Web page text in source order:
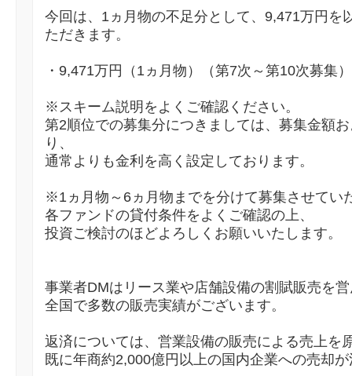
今回は、1ヵ月物の不足分として、9,471万円を
ただきます。
・9,471万円（1ヵ月物）（第7次～第10次募集
※スキーム説明をよくご確認ください。
第2順位での募集分につきましては、募集金額
り、
通常よりも金利を高く設定しております。
※1ヵ月物～6ヵ月物までを分けて募集させてい
各ファンドの貸付条件をよくご確認の上、
投資ご検討のほどよろしくお願いいたします。
事業者DMはリース業や店舗設備の割賦販売を
全国で多数の販売実績がございます。
返済については、営業設備の販売による売上を
既に年商約2,000億円以上の国内企業への売却